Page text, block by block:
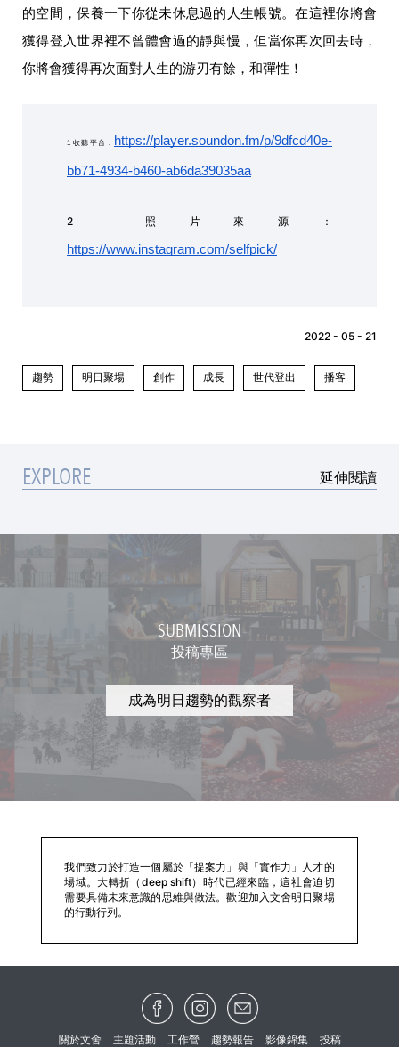
的空間，保養一下你從未休息過的人生帳號。在這裡你將會
獲得登入世界裡不曾體會過的靜與慢，但當你再次回去時，
你將會獲得再次面對人生的游刃有餘，和彈性！
1 收聽平台： https://player.soundon.fm/p/9dfcd40e-
bb71-4934-b460-ab6da39035aa
2 照片來源：
https://www.instagram.com/selfpick/
2022 - 05 - 21
趨勢 明日聚場 創作 成長 世代登出 播客
EXPLORE 延伸閱讀
SUBMISSION
投稿專區
成為明日趨勢的觀察者
我們致力於打造一個屬於「提案力」與「實作力」人才的
場域。大轉折（deep shift）時代已經來臨，這社會迫切
需要具備未來意識的思維與做法。歡迎加入文舍明日聚場
的行動行列。
關於文舍 主題活動 工作營 趨勢報告 影像錦集 投稿